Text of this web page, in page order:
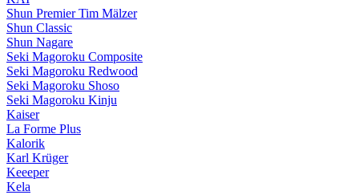
Shun Premier Tim Mälzer
Shun Classic
Shun Nagare
Seki Magoroku Composite
Seki Magoroku Redwood
Seki Magoroku Shoso
Seki Magoroku Kinju
Kaiser
La Forme Plus
Kalorik
Karl Krüger
Keeeper
Kela